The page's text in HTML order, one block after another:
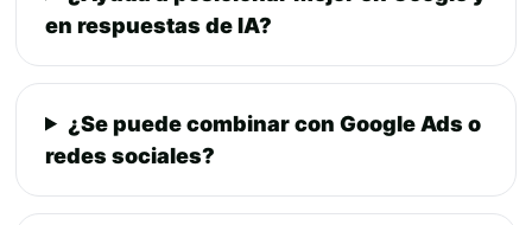
en respuestas de IA?
¿Se puede combinar con Google Ads o
redes sociales?